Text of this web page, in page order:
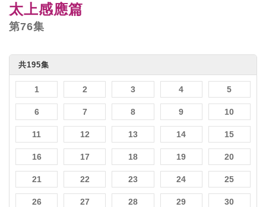
太上感應篇
第76集
共195集
1 2 3 4 5
6 7 8 9 10
11 12 13 14 15
16 17 18 19 20
21 22 23 24 25
26 27 28 29 30